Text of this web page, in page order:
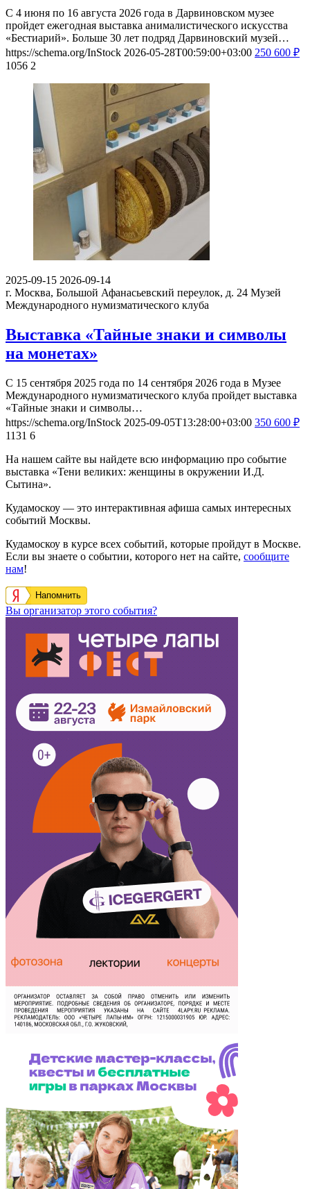
С 4 июня по 16 августа 2026 года в Дарвиновском музее
пройдет ежегодная выставка анималистического искусства
«Бестиарий». Больше 30 лет подряд Дарвиновский музей…
https://schema.org/InStock 2026-05-28T00:59:00+03:00 250 600 ₽
1056 2
2025-09-15 2026-09-14
г. Москва, Большой Афанасьевский переулок, д. 24 Музей
Международного нумизматического клуба
Выставка «Тайные знаки и символы
на монетах»
С 15 сентября 2025 года по 14 сентября 2026 года в Музее
Международного нумизматического клуба пройдет выставка
«Тайные знаки и символы…
https://schema.org/InStock 2025-09-05T13:28:00+03:00 350 600 ₽
1131 6
На нашем сайте вы найдете всю информацию про событие
выставка «Тени великих: женщины в окружении И.Д.
Сытина».
Кудамоскоу — это интерактивная афиша самых интересных
событий Москвы.
Кудамоскоу в курсе всех событий, которые пройдут в Москве.
Если вы знаете о событии, которого нет на сайте, сообщите
нам!
Напомнить
Вы организатор этого события?